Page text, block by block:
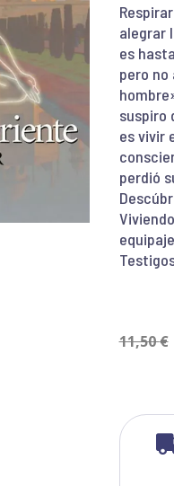
alegrar
es
pero no
suspiro
es vivir
perdió
11,50€